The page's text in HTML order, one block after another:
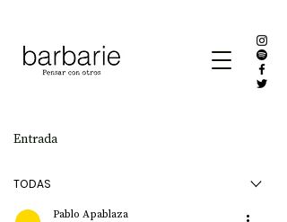
Entrada
TODAS
Pablo Apablaza